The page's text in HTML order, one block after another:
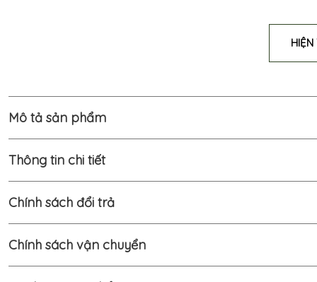
HIỆN
Mô tả sản phẩm
Thông tin chi tiết
Chính sách đổi trả
Chính sách vận chuyển